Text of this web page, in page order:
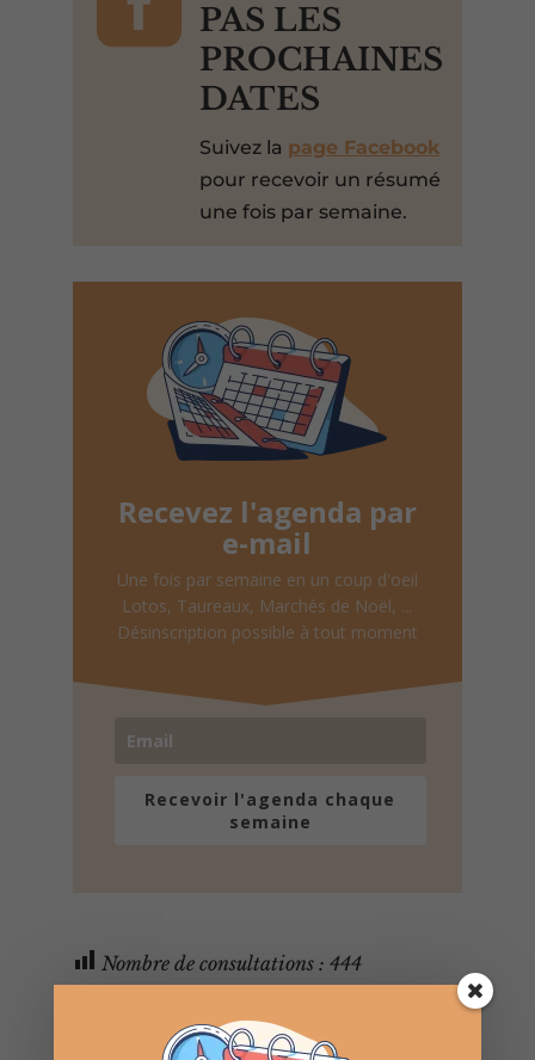
PAS LES
PROCHAINES
DATES
Suivez la page Facebook
pour recevoir un résumé
une fois par semaine.
Recevez l'agenda par
e-mail
Une fois par semaine en un coup d'oeil
Lotos, Taureaux, Marchés de Noël, ...
Désinscription possible à tout moment
Recevoir l'agenda chaque
semaine
Nombre de consultations : 444